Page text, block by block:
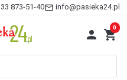
33 873-51-40mail_outline info@pasieka24.pl
 shopping_cart
0